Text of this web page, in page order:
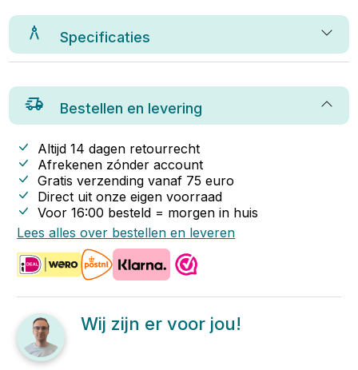
Specificaties
Bestellen en levering
Altijd 14 dagen retourrecht
Afrekenen zónder account
Gratis verzending vanaf 75 euro
Direct uit onze eigen voorraad
Voor 16:00 besteld = morgen in huis
Lees alles over bestellen en leveren
Wij zijn er voor jou!